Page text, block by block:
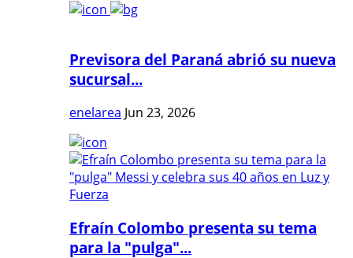
Previsora del Paraná abrió su nueva
sucursal...
enelarea Jun 23, 2026
Efraín Colombo presenta su tema
para la "pulga"...